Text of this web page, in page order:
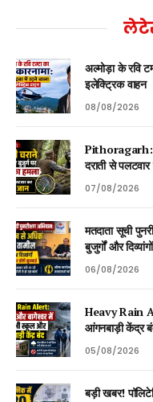
अल्मोड़ा के रवि
इलेक्ट्रिक वाहन
08/08/2026
Pithoragarh:
दराती से
07/08/2026
मतदाता सूची
बुजुर्गों और
06/08/2026
Heavy Rain
आंगनबाड़ी केंद्र
05/08/2026
बड़ी खबर!